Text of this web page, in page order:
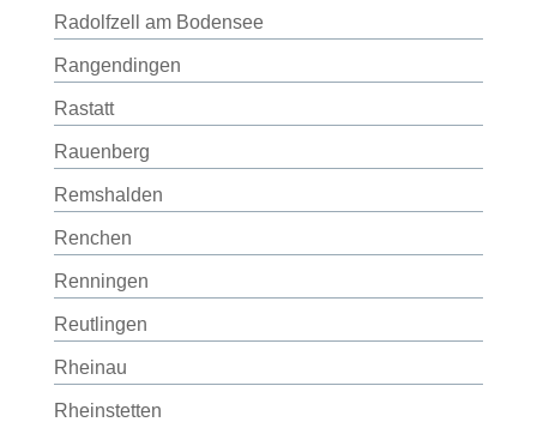
Radolfzell am Bodensee
Rangendingen
Rastatt
Rauenberg
Remshalden
Renchen
Renningen
Reutlingen
Rheinau
Rheinstetten